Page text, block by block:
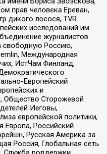
прав человека Ереван,
дикого лосося, TVR
исследований им
журналистов
свободную Россию,
Международная
ИстЧам Финланд,
Европейский
и
Общество Сторожевой
Иеговы,
европейской политики,
Европа, Российский
Русская Америка за
Россия, Глобальная сеть